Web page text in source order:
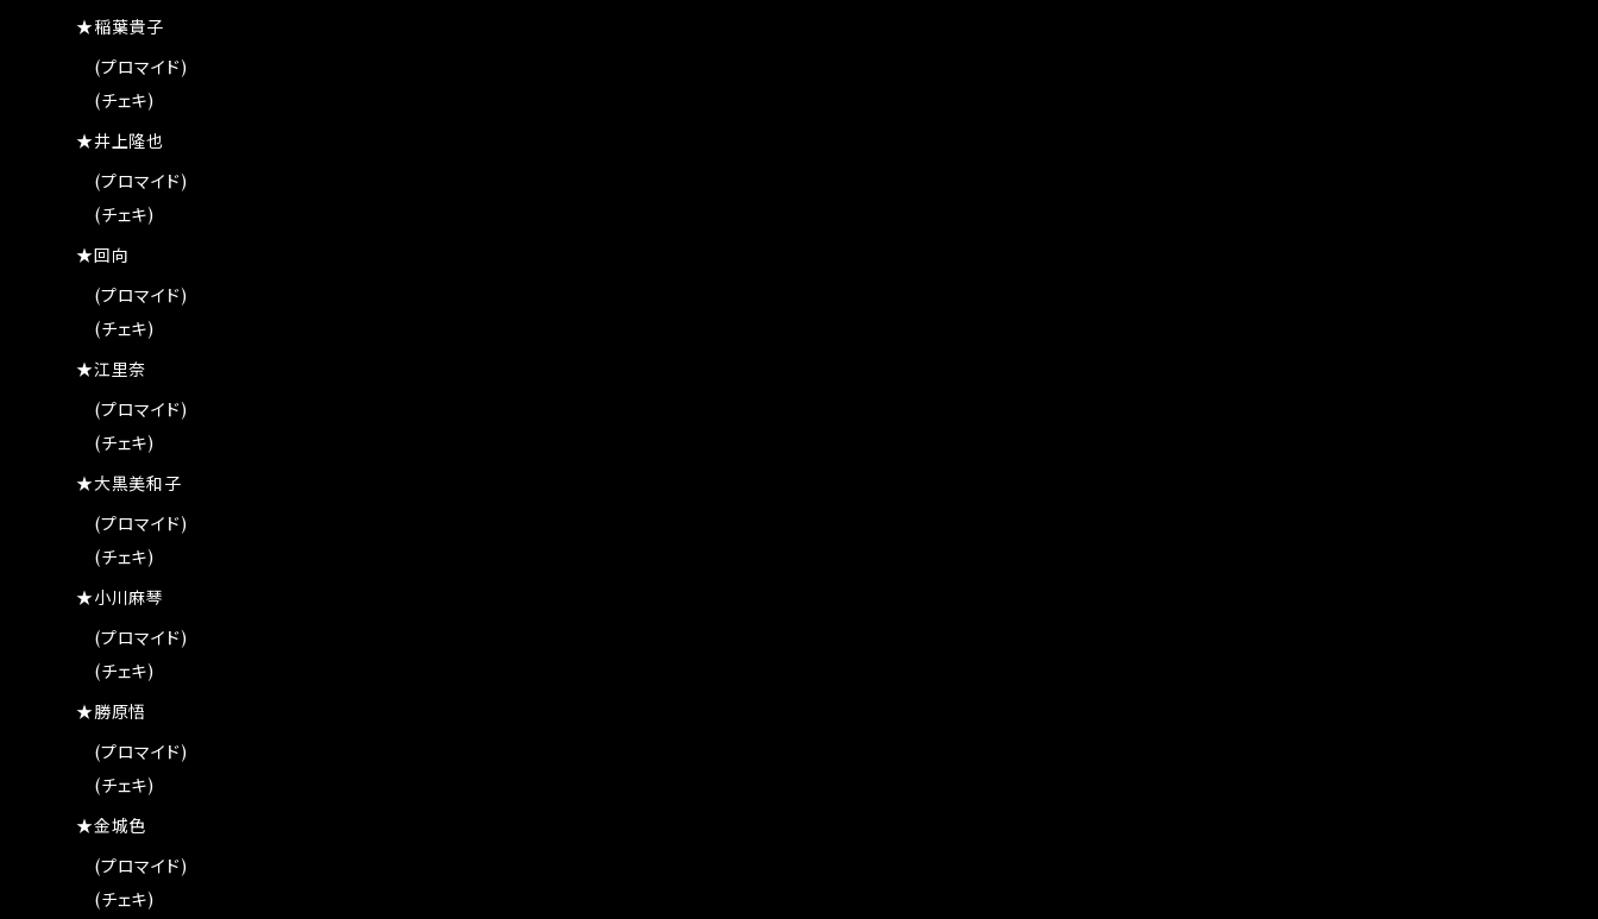
★稲葉貴子
(プロマイド)
(チェキ)
★井上隆也
(プロマイド)
(チェキ)
★回向
(プロマイド)
(チェキ)
★江里奈
(プロマイド)
(チェキ)
★大黒美和子
(プロマイド)
(チェキ)
★小川麻琴
(プロマイド)
(チェキ)
★勝原悟
(プロマイド)
(チェキ)
★金城色
(プロマイド)
(チェキ)